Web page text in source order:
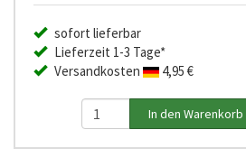
sofort lieferbar
Lieferzeit 1-3 Tage*
Versandkosten
4,95 €